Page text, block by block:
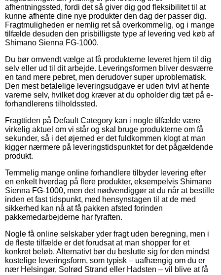
afhentningssted, fordi det så giver dig god fleksibilitet til at
kunne afhente dine nye produkter den dag der passer dig.
Fragtmuligheden er nemlig ret så overkommelig, og i mange
tilfælde desuden den prisbilligste type af levering ved køb af
Shimano Sienna FG-1000.
Du bør omvendt vælge at få produkterne leveret hjem til dig
selv eller ud til dit arbejde. Leveringsformen bliver desværre
en tand mere pebret, men derudover super uproblematisk.
Den mest betalelige leveringsudgave er uden tvivl at hente
varerne selv, hvilket dog kræver at du opholder dig tæt på e-
forhandlerens tilholdssted.
Fragttiden på Default Category kan i nogle tilfælde være
virkelig aktuel om vi står og skal bruge produkterne om få
sekunder, så i det øjemed er det fuldkommen klogt at man
kigger nærmere på leveringstidspunktet for det pågældende
produkt.
Temmelig mange online forhandlere tilbyder levering efter
en enkelt hverdag på flere produkter, eksempelvis Shimano
Sienna FG-1000, men det nødvendiggør at du når at bestille
inden et fast tidspunkt, med hensynstagen til at de med
sikkerhed kan nå at få pakken afsted forinden
pakkemedarbejderne har fyraften.
Nogle få online selskaber yder fragt uden beregning, men i
de fleste tilfælde er det forudsat at man shopper for et
konkret beløb. Alternativt bør du beslutte sig for den mindst
kostelige leveringsform, som typisk – uafhængig om du er
nær Helsingør, Solrød Strand eller Hadsten – vil blive at få